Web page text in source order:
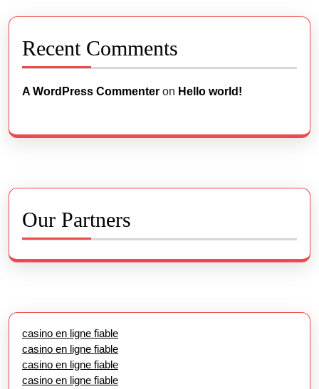
Recent Comments
A WordPress Commenter on Hello world!
Our Partners
casino en ligne fiable
casino en ligne fiable
casino en ligne fiable
casino en ligne fiable